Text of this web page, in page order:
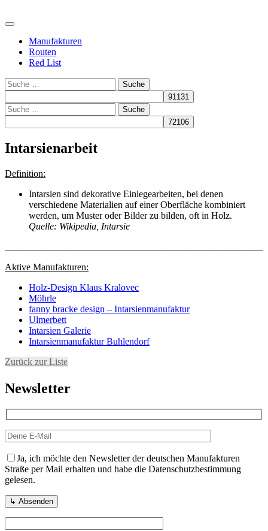
Manufakturen
Routen
Red List
Suche
Suche
Intarsienarbeit
Definition:
Intarsien sind dekorative Einlegearbeiten, bei denen
verschiedene Materialien auf einer Oberfläche kombiniert
werden, um Muster oder Bilder zu bilden, oft in Holz.
Quelle: Wikipedia, Intarsie
Aktive Manufakturen:
Holz-Design Klaus Kralovec
Möhrle
fanny bracke design – Intarsienmanufaktur
Ulmerbett
Intarsien Galerie
Intarsienmanufaktur Buhlendorf
Zurück zur Liste
Newsletter
Ja, ich möchte den Newsletter der deutschen Manufakturen
Straße per Mail erhalten und habe die Datenschutzbestimmung
gelesen.